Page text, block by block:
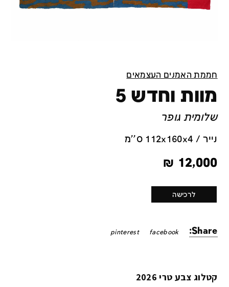
חממת האמנים העצמאים
מוות וחדש 5
שלומית גופר
נייר / 112x160x4 ס''מ
12,000
₪
לרכישה
Share:
facebook
pinterest
קטלוג צבע טרי 2026